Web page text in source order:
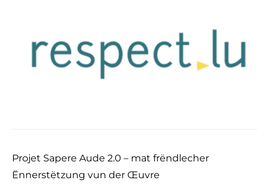
Projet Sapere Aude 2.0 – mat frëndlecher
Ënnerstëtzung vun der Œuvre